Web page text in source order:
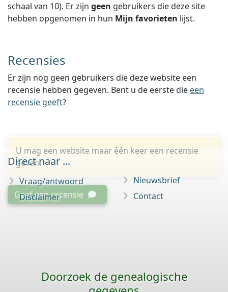
schaal van 10). Er zijn geen gebruikers die deze site
hebben opgenomen in hun Mijn favorieten lijst.
Recensies
Er zijn nog geen gebruikers die deze website een
recensie hebben gegeven. Bent u de eerste die een
recensie geeft?
U mag een website maar één keer een recensie
geven.
Geef een recensie
Direct naar ...
Vraag/antwoord
Disclaimer
Nieuwsbrief
Contact
Doorzoek de genealogische